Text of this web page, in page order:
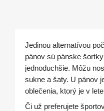
Jedinou alternatívou
pánov sú pánske
jednoduchšie. Môžu
sukne a šaty. U pánov
oblečenia, ktorý je v
Či už preferujete